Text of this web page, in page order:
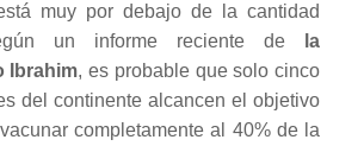
muy por debajo de la cantidad
un informe reciente de
la
Ibrahim, es probable que solo cinco
del continente alcancen el objetivo
completamente al 40% de la